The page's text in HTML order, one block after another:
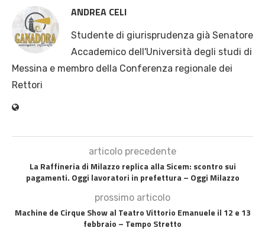
ANDREA CELI
Studente di giurisprudenza già Senatore
Accademico dell'Università degli studi di
Messina e membro della Conferenza regionale dei
Rettori
articolo precedente
La Raffineria di Milazzo replica alla Sicem: scontro sui
pagamenti. Oggi lavoratori in prefettura – Oggi Milazzo
prossimo articolo
Machine de Cirque Show al Teatro Vittorio Emanuele il 12 e 13
febbraio – Tempo Stretto